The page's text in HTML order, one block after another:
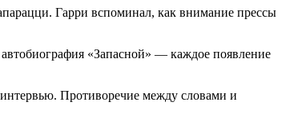
Гарри вспоминал, как внимание прессы
«Запасной» — каждое появление
Противоречие между словами и